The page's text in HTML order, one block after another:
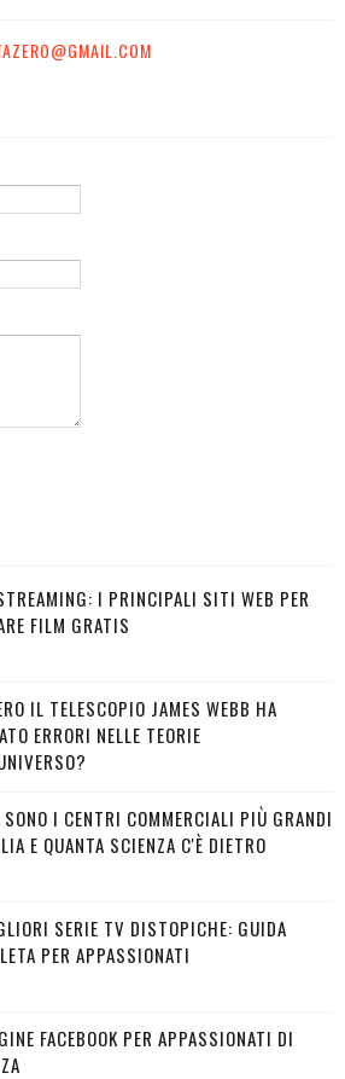
I PRINCIPALI SITI WEB PER
FILM GRATIS
IL TELESCOPIO JAMES WEBB HA
ERRORI NELLE TEORIE
SONO I CENTRI COMMERCIALI PIÙ GRANDI
E QUANTA SCIENZA C'È DIETRO
SERIE TV DISTOPICHE: GUIDA
PER APPASSIONATI
FACEBOOK PER APPASSIONATI DI